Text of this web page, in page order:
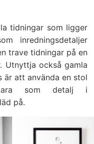
tidningar som ligger
inredningsdetaljer
trave tidningar på en
Utnyttja också gamla
att använda en stol
som detalj i
på.